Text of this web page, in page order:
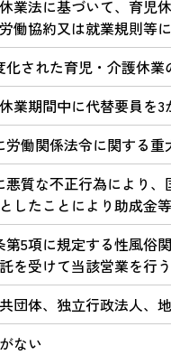
業法に基づいて、育児
働協約又は就業規則等
化された育児・介護休
業期間中に代替要員を
労働関係法令に関する重
悪質な不正行為により
したことにより助成金
第5項に規定する性風俗
を受けて当該営業を行
団体、独立行政法人、
ない